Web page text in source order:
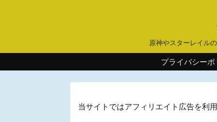
原神やスターレイル
プライバシーポ
当サイトではアフィリエイト広告を利